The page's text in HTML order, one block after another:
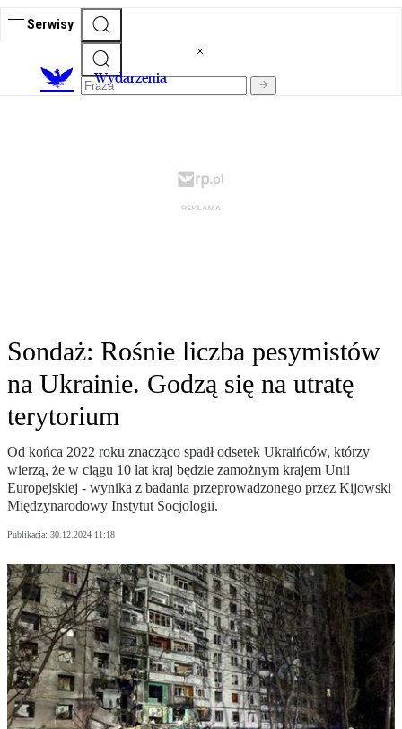
Serwisy
Wydarzenia
Sondaż: Rośnie liczba pesymistów
na Ukrainie. Godzą się na utratę
terytorium
Od końca 2022 roku znacząco spadł odsetek Ukraińców, którzy
wierzą, że w ciągu 10 lat kraj będzie zamożnym krajem Unii
Europejskiej - wynika z badania przeprowadzonego przez Kijowski
Międzynarodowy Instytut Socjologii.
Publikacja: 30.12.2024 11:18